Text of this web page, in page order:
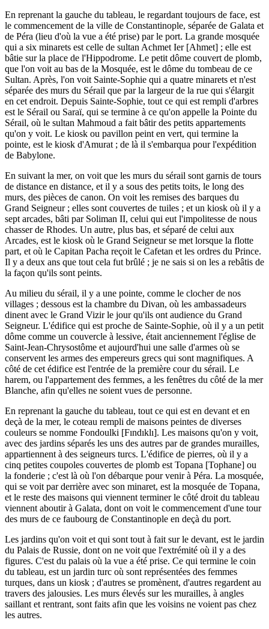
En reprenant la gauche du tableau, le regardant toujours de face, est
le commencement de la ville de Constantinople, séparée de Galata et
de Péra (lieu d'où la vue a été prise) par le port. La grande mosquée
qui a six minarets est celle de sultan Achmet Ier [Ahmet] ; elle est
bâtie sur la place de l'Hippodrome. Le petit dôme couvert de plomb,
que l'on voit au bas de la Mosquée, est le dôme du tombeau de ce
Sultan. Après, l'on voit Sainte-Sophie qui a quatre minarets et n'est
séparée des murs du Sérail que par la largeur de la rue qui s'élargit
en cet endroit. Depuis Sainte-Sophie, tout ce qui est rempli d'arbres
est le Sérail ou Saraï, qui se termine à ce qu'on appelle la Pointe du
Sérail, où le sultan Mahmoud a fait bâtir des petits appartements
qu'on y voit. Le kiosk ou pavillon peint en vert, qui termine la
pointe, est le kiosk d'Amurat ; de là il s'embarqua pour l'expédition
de Babylone.
En suivant la mer, on voit que les murs du sérail sont garnis de tours
de distance en distance, et il y a sous des petits toits, le long des
murs, des pièces de canon. On voit les remises des barques du
Grand Seigneur ; elles sont couvertes de tuiles ; et un kiosk où il y a
sept arcades, bâti par Soliman II, celui qui eut l'impolitesse de nous
chasser de Rhodes. Un autre, plus bas, et séparé de celui aux
Arcades, est le kiosk où le Grand Seigneur se met lorsque la flotte
part, et où le Capitan Pacha reçoit le Cafetan et les ordres du Prince.
Il y a deux ans que tout cela fut brûlé ; je ne sais si on les a rebâtis de
la façon qu'ils sont peints.
Au milieu du sérail, il y a une pointe, comme le clocher de nos
villages ; dessous est la chambre du Divan, où les ambassadeurs
dinent avec le Grand Vizir le jour qu'ils ont audience du Grand
Seigneur. L'édifice qui est proche de Sainte-Sophie, où il y a un petit
dôme comme un couvercle à lessive, était anciennement l'église de
Saint-Jean-Chrysostôme et aujourd'hui une salle d'armes où se
conservent les armes des empereurs grecs qui sont magnifiques. A
côté de cet édifice est l'entrée de la première cour du sérail. Le
harem, ou l'appartement des femmes, a les fenêtres du côté de la mer
Blanche, afin qu'elles ne soient vues de personne.
En reprenant la gauche du tableau, tout ce qui est en devant et en
deçà de la mer, le coteau rempli de maisons peintes de diverses
couleurs se nomme Fondoulki [Fındıklı]. Les maisons qu'on y voit,
avec des jardins séparés les uns des autres par de grandes murailles,
appartiennent à des seigneurs turcs. L'édifice de pierres, où il y a
cinq petites coupoles couvertes de plomb est Topana [Tophane] ou
la fonderie ; c'est là où l'on débarque pour venir à Péra. La mosquée,
qui se voit par derrière avec son minaret, est la mosquée de Topana,
et le reste des maisons qui viennent terminer le côté droit du tableau
viennent aboutir à Galata, dont on voit le commencement d'une tour
des murs de ce faubourg de Constantinople en deçà du port.
Les jardins qu'on voit et qui sont tout à fait sur le devant, est le jardin
du Palais de Russie, dont on ne voit que l'extrémité où il y a des
figures. C'est du palais où la vue a été prise. Ce qui termine le coin
du tableau, est un jardin turc où sont représentées des femmes
turques, dans un kiosk ; d'autres se promènent, d'autres regardent au
travers des jalousies. Les murs élevés sur les murailles, à angles
saillant et rentrant, sont faits afin que les voisins ne voient pas chez
les autres.